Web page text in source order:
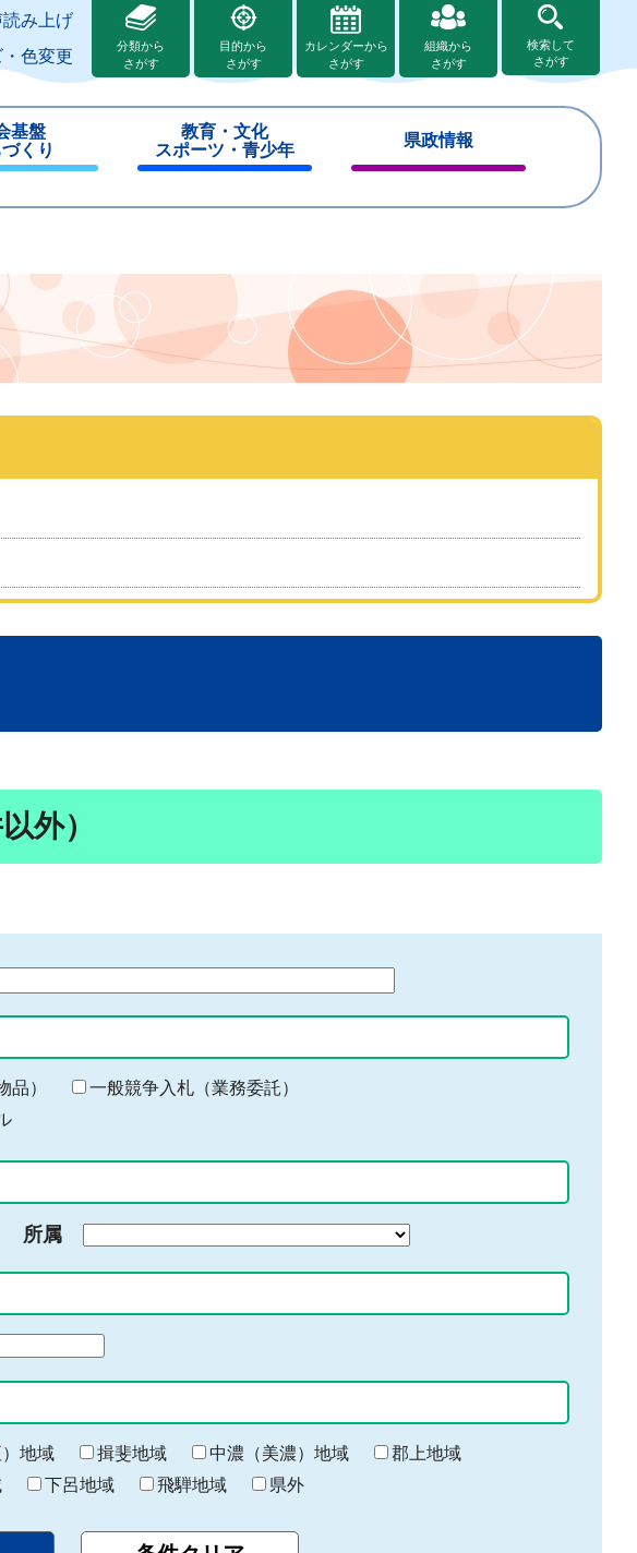
み上げ
色変更
分類から
さがす
目的から
さがす
カレンダーから
さがす
組織から
さがす
検索して
さがす
基盤
くり
教育・文化
スポーツ・青少年
じ
県政情報
じ
外）
品）
一般競争入札（業務委託）
所属
地域 揖斐地域 中濃（美濃）地域
郡上地域
下呂地域 飛騨地域 県外